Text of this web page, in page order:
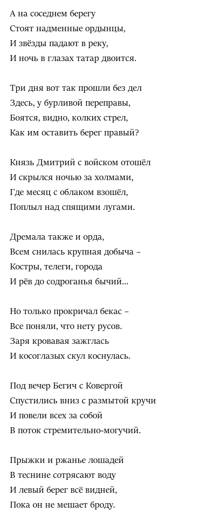
А на соседнем берегу
Стоят надменные ордынцы,
И звёзды падают в реку,
И ночь в глазах татар двоится.
Три дня вот так прошли без дел
Здесь, у бурливой переправы,
Боятся, видно, колких стрел,
Как им оставить берег правый?
Князь Дмитрий с войском отошёл
И скрылся ночью за холмами,
Где месяц с облаком взошёл,
Поплыл над спящими лугами.
Дремала также и орда,
Всем снилась крупная добыча –
Костры, телеги, города
И рёв до содроганья бычий…
Но только прокричал бекас –
Все поняли, что нету русов.
Заря кровавая зажглась
И косоглазых скул коснулась.
Под вечер Бегич с Ковергой
Спустились вниз с размытой кручи
И повели всех за собой
В поток стремительно-могучий.
Прыжки и ржанье лошадей
В теснине сотрясают воду
И левый берег всё видней,
Пока он не мешает броду.